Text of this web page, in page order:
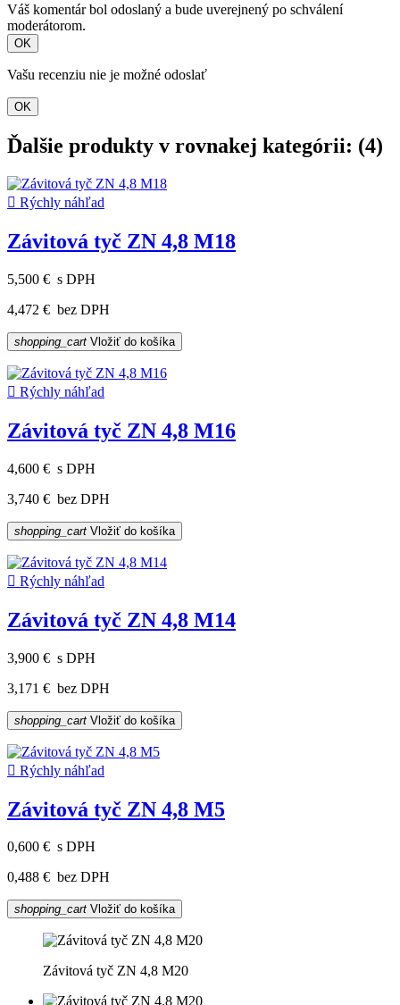
Váš komentár bol odoslaný a bude uverejnený po schválení
moderátorom.
OK
Vašu recenziu nie je možné odoslať
OK
Ďalšie produkty v rovnakej kategórii: (4)
 Rýchly náhľad
Závitová tyč ZN 4,8 M18
5,500 € s DPH
4,472 € bez DPH
shopping_cart Vložiť do košíka
 Rýchly náhľad
Závitová tyč ZN 4,8 M16
4,600 € s DPH
3,740 € bez DPH
shopping_cart Vložiť do košíka
 Rýchly náhľad
Závitová tyč ZN 4,8 M14
3,900 € s DPH
3,171 € bez DPH
shopping_cart Vložiť do košíka
 Rýchly náhľad
Závitová tyč ZN 4,8 M5
0,600 € s DPH
0,488 € bez DPH
shopping_cart Vložiť do košíka
Závitová tyč ZN 4,8 M20